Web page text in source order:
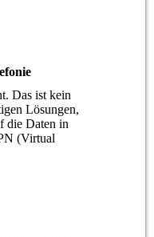
Das ist kein
Lösungen,
die Daten in
(Virtual